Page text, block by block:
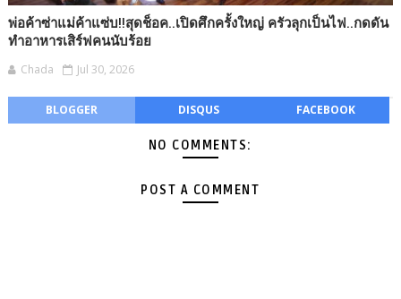
พ่อค้าซ่าแม่ค้าแซ่บ!!สุดช็อค..เปิดศึกครั้งใหญ่ ครัวลุกเป็นไฟ..กดดัน
ทำอาหารเสิร์ฟคนนับร้อย
Chada Jul 30, 2026
BLOGGER DISQUS FACEBOOK
NO COMMENTS:
POST A COMMENT